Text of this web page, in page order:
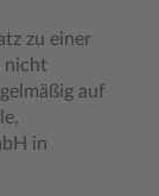
zu einer
nicht
auf
in